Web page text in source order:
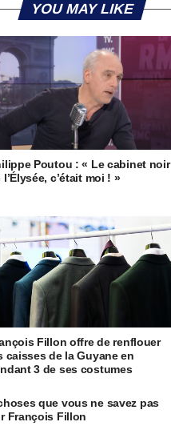
YOU MAY LIKE
Poutou : « Le cabinet noir
l’Élysée, c’était moi ! »
Fillon offre de renflouer
caisses de la Guyane en
3 de ses costumes
que vous ne savez pas
François Fillon